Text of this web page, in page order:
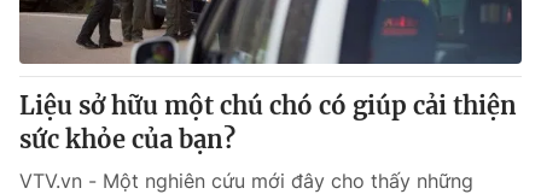
Liệu sở hữu một chú chó có giúp cải thiện
sức khỏe của bạn?
VTV.vn - Một nghiên cứu mới đây cho thấy những